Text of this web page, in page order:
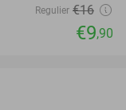
Regulier €16
€9,90